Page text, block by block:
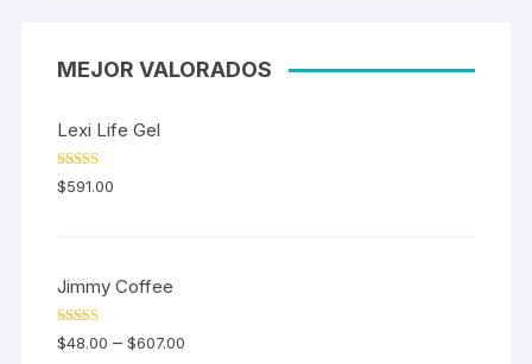
MEJOR VALORADOS
Lexi Life Gel
Valorado en
5.00 de 5
$591.00
Jimmy Coffee
Valorado en
5.00de 5
$48.00 –$607.00